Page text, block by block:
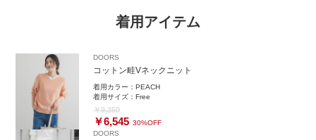
着用アイテム
DOORS
コットン畦Vネックニット
着用カラー：PEACH
着用サイズ：Free
￥9,350
￥6,545 30%OFF
DOORS